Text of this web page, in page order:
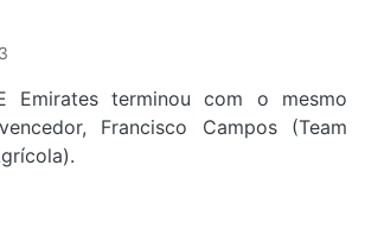
Emirates terminou com o mesmo
Francisco Campos (Team